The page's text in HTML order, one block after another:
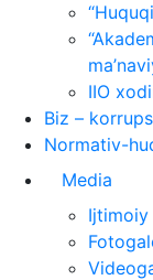
IIO
Biz –
Normativ-
Media